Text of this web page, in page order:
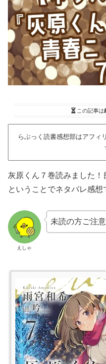
この記事は
らぶっく読書感想部はアフィ
灰原くん７巻読みました！
ということでネタバレ感想
えしゃ
未読の方ご注